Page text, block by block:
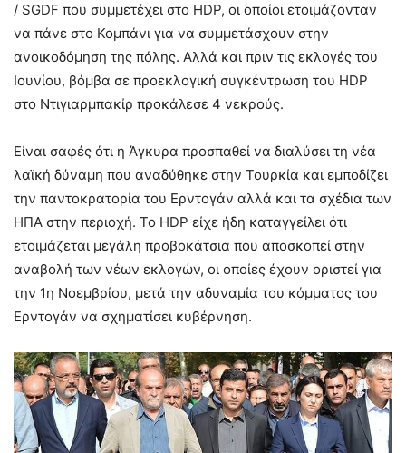
/ SGDF που συμμετέχει στο HDP, οι οποίοι ετοιμάζονταν
να πάνε στο Κομπάνι για να συμμετάσχουν στην
ανοικοδόμηση της πόλης. Αλλά και πριν τις εκλογές του
Ιουνίου, βόμβα σε προεκλογική συγκέντρωση του HDP
στο Ντιγιαρμπακίρ προκάλεσε 4 νεκρούς.
Είναι σαφές ότι η Άγκυρα προσπαθεί να διαλύσει τη νέα
λαϊκή δύναμη που αναδύθηκε στην Τουρκία και εμποδίζει
την παντοκρατορία του Ερντογάν αλλά και τα σχέδια των
ΗΠΑ στην περιοχή. Το HDP είχε ήδη καταγγείλει ότι
ετοιμάζεται μεγάλη προβοκάτσια που αποσκοπεί στην
αναβολή των νέων εκλογών, οι οποίες έχουν οριστεί για
την 1η Νοεμβρίου, μετά την αδυναμία του κόμματος του
Ερντογάν να σχηματίσει κυβέρνηση.